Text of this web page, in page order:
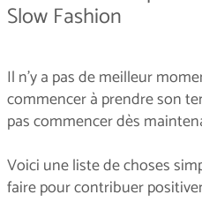
Slow Fashion
Il n'y a pas de meilleur
commencer à prendre son
pas commencer dès
Voici une liste de choses
faire pour contribuer